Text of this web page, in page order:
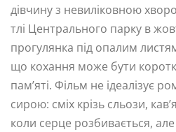
дівчину з невиліковною
тлі Центрального парку в
прогулянка під опалим
що кохання може бути
пам’яті. Фільм не ідеалізує
сирою: сміх крізь сльози,
коли серце розбивається,